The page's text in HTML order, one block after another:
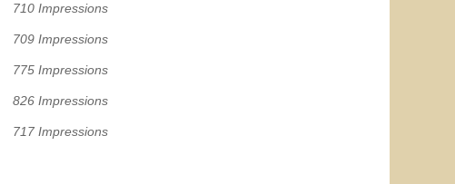
710 Impressions
709 Impressions
775 Impressions
826 Impressions
717 Impressions